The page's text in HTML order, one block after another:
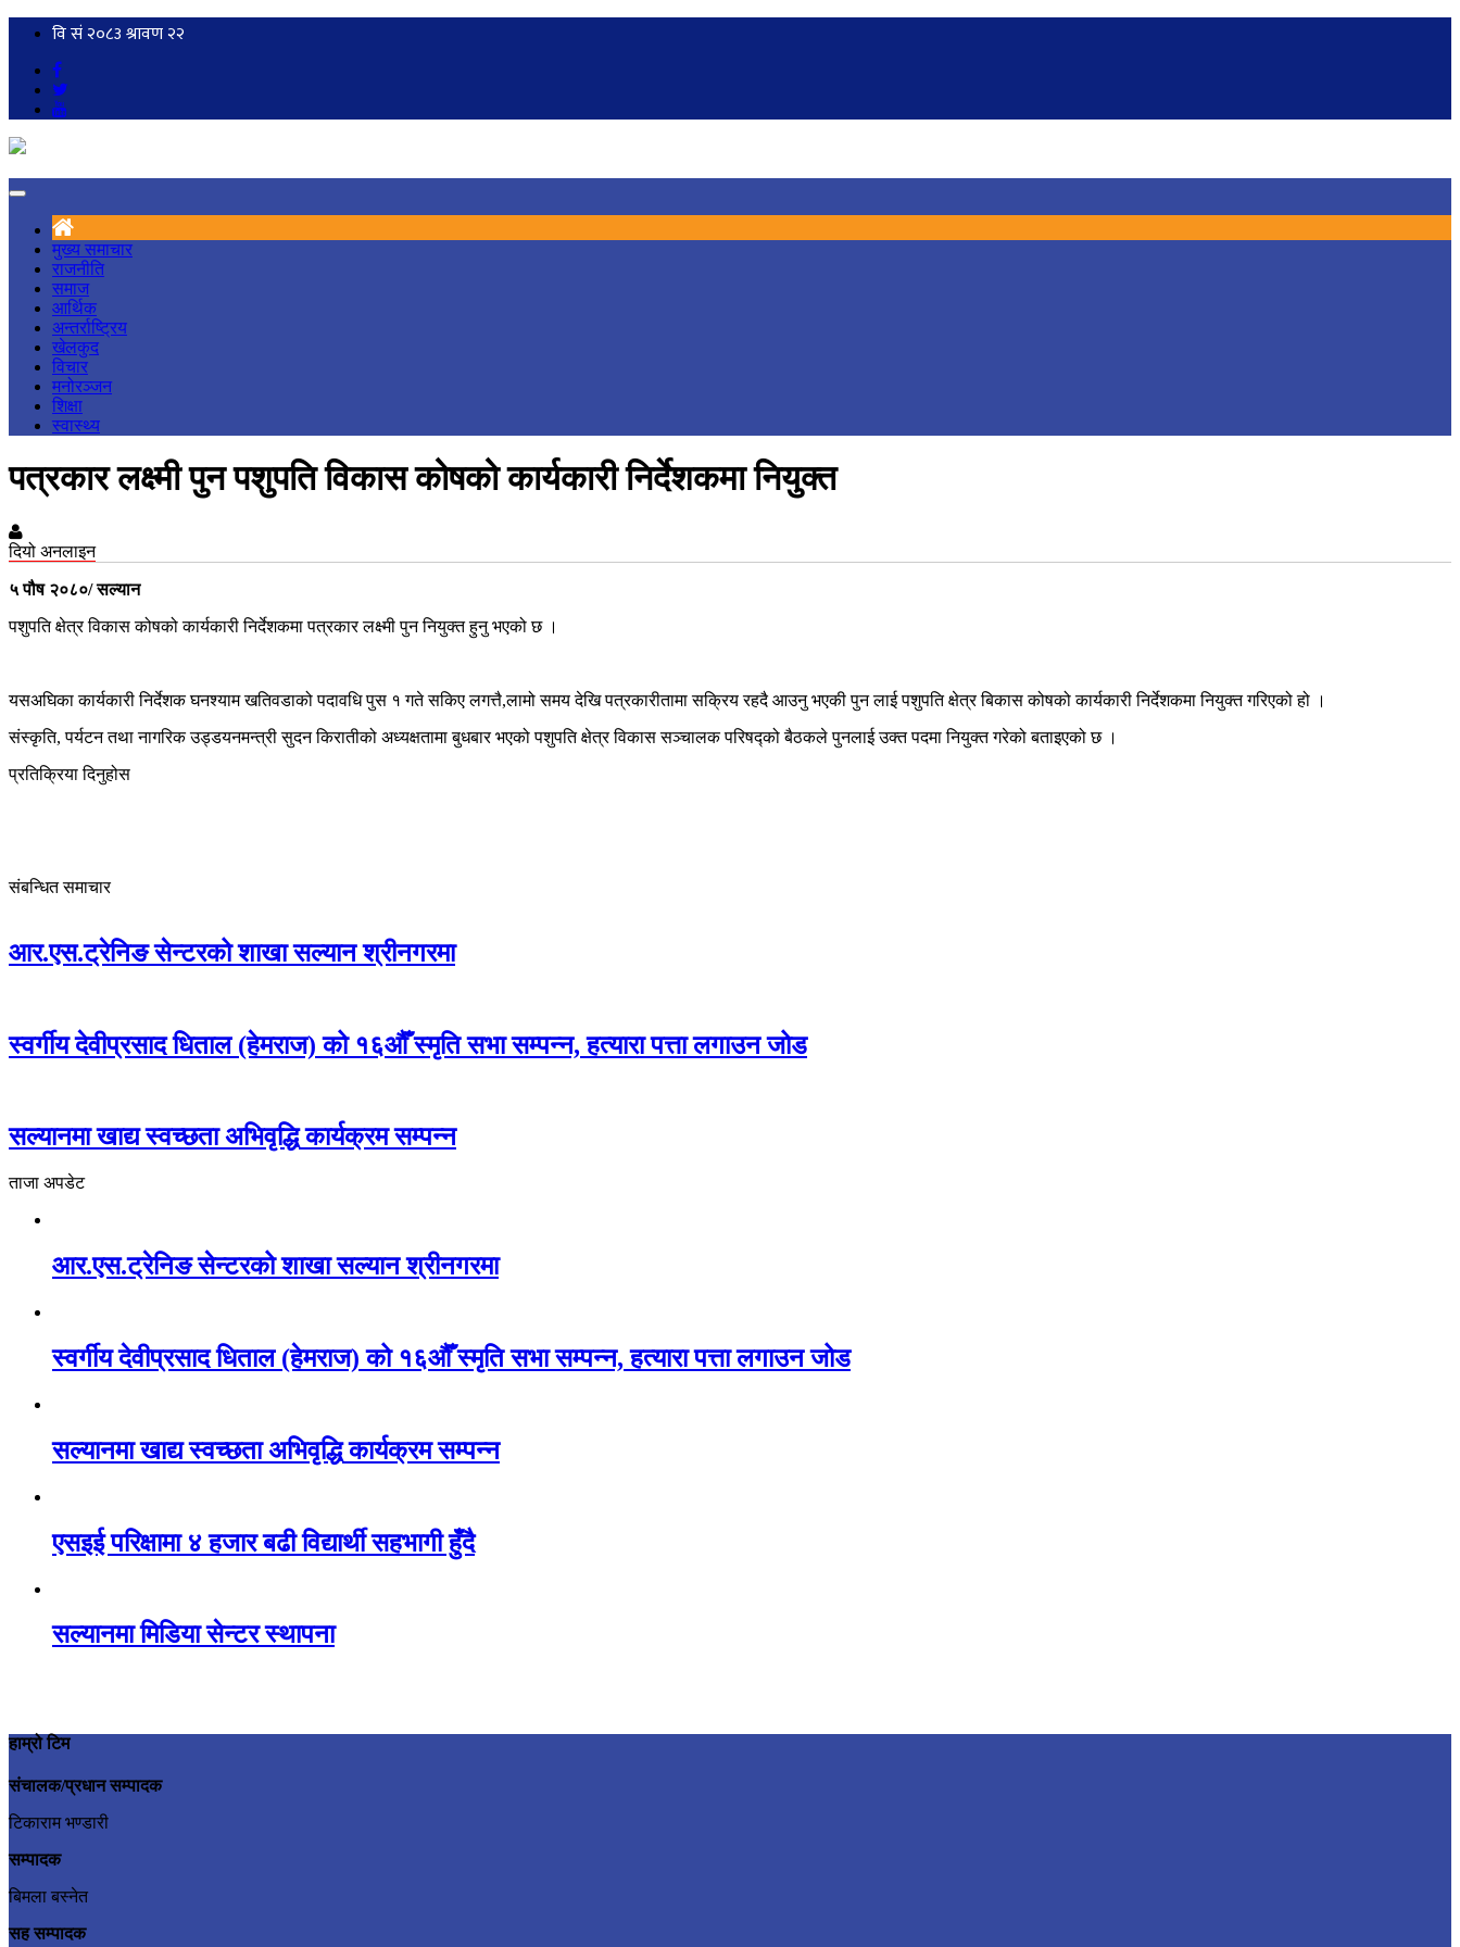
मुख्य समाचार
राजनीति
समाज
आर्थिक
अन्तर्राष्ट्रिय
खेलकुद
विचार
मनोरञ्जन
शिक्षा
स्वास्थ्य
पत्रकार लक्ष्मी पुन पशुपति विकास कोषको कार्यकारी निर्देशकमा नियुक्त
दियो अनलाइन
५ पौष २०८०/ सल्यान
पशुपति क्षेत्र विकास कोषको कार्यकारी निर्देशकमा पत्रकार लक्ष्मी पुन नियुक्त हुनु भएको छ ।
यसअघिका कार्यकारी निर्देशक घनश्याम खतिवडाको पदावधि पुस १ गते सकिए लगत्तै,लामो समय देखि पत्रकारीतामा सक्रिय रहदै आउनु भएकी पुन लाई पशुपति क्षेत्र बिकास कोषको कार्यकारी निर्देशकमा नियुक्त गरिएको हो ।
संस्कृति, पर्यटन तथा नागरिक उड्डयनमन्त्री सुदन किरातीको अध्यक्षतामा बुधबार भएको पशुपति क्षेत्र विकास सञ्चालक परिषद्को बैठकले पुनलाई उक्त पदमा नियुक्त गरेको बताइएको छ ।
प्रतिक्रिया दिनुहोस
संबन्धित समाचार
आर.एस.ट्रेनिङ सेन्टरको शाखा सल्यान श्रीनगरमा
स्वर्गीय देवीप्रसाद धिताल (हेमराज) को १६औँ स्मृति सभा सम्पन्न, हत्यारा पत्ता लगाउन जोड
सल्यानमा खाद्य स्वच्छता अभिवृद्धि कार्यक्रम सम्पन्न
ताजा अपडेट
आर.एस.ट्रेनिङ सेन्टरको शाखा सल्यान श्रीनगरमा
स्वर्गीय देवीप्रसाद धिताल (हेमराज) को १६औँ स्मृति सभा सम्पन्न, हत्यारा पत्ता लगाउन जोड
सल्यानमा खाद्य स्वच्छता अभिवृद्धि कार्यक्रम सम्पन्न
एसइई परिक्षामा ४ हजार बढी विद्यार्थी सहभागी हुँदै
सल्यानमा मिडिया सेन्टर स्थापना
हाम्रो टिम
संचालक/प्रधान सम्पादक
टिकाराम भण्डारी
सम्पादक
बिमला बस्नेत
सह सम्पादक